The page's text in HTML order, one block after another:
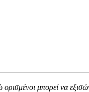
ορισμένοι μπορεί να